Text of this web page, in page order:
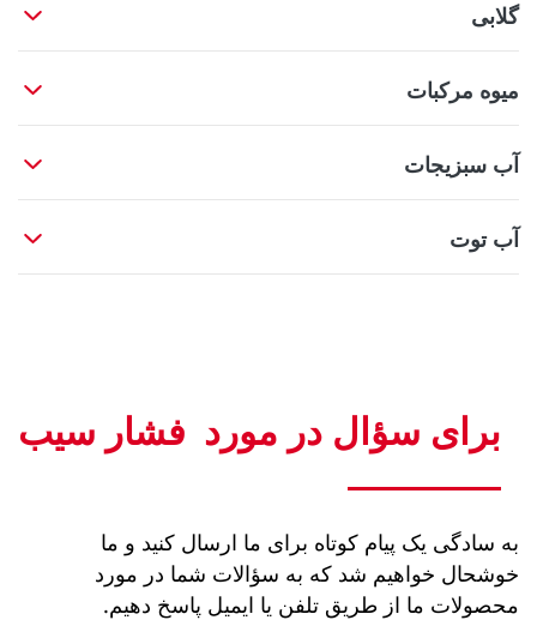
گلابی
میوه مرکبات
آب سبزیجات
آب توت
برای سؤال در مورد فشار سیب
به سادگی یک پیام کوتاه برای ما ارسال کنید و ما
خوشحال خواهیم شد که به سؤالات شما در مورد
محصولات ما از طریق تلفن یا ایمیل پاسخ دهیم.